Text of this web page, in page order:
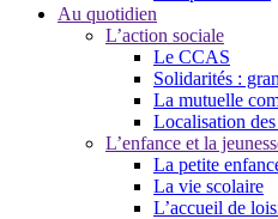
Au quotidien
L’action sociale
Le CCAS
Solidarités :
La mutuelle
Localisation
L’enfance et la
La petite
La vie scolaire
L’accueil de